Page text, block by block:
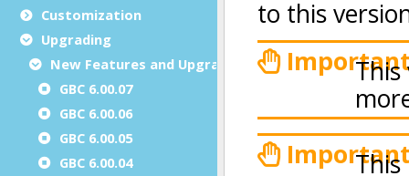
Customization
Upgrading
New Features and Upgrade Notes
GBC 6.00.07
GBC 6.00.06
GBC 6.00.05
GBC 6.00.04